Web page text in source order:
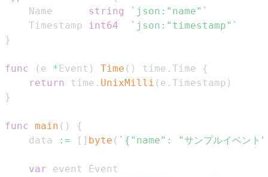
    Name
string
`json:"name"`
    Timestamp
int64
`json:"timestamp"`
}
func ( e * Event ) Time ( ) time . Time
{
return
time . UnixMilli ( e . Timestamp )
}
func main ( )
{
    data
:= [ ] byte ( `{"name": "サンプルイベン
var